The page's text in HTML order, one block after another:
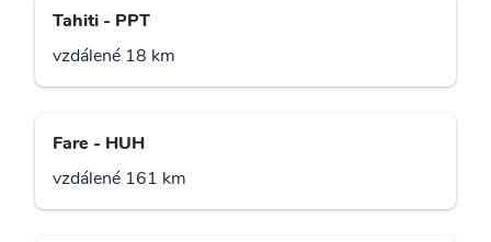
Tahiti - PPT
vzdálené 18 km
Fare - HUH
vzdálené 161 km